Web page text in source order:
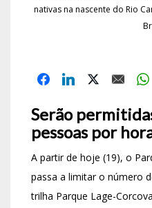
nativas na nascente do Rio
Serão
pessoas por
A partir de hoje (19), o
passa a limitar o número
trilha Parque Lage-